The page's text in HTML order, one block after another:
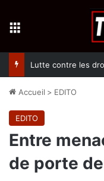
Accueil > EDITO
EDITO
Entre
de porte